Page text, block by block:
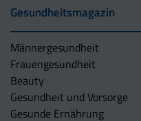
Gesundheitsmagazin
Männergesundheit
Frauengesundheit
Beauty
Gesundheit und Vorsorge
Gesunde Ernährung